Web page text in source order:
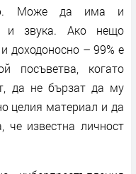
Може да има и
и звука. Ако нещо
доходоносно – 99% е
посъветва, когато
да не бързат да му
целия материал и да
че известна личност